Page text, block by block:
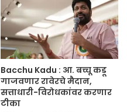
Bacchu Kadu : आ. बच्चू कडू
गाजवणार रावेरचे मैदान,
सत्ताधारी-विरोधकांवर करणार
टीका